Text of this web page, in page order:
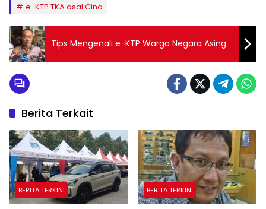
e-KTP TKA asal Cina
Tips Mengenali e-KTP Warga Negara Asing
Berita Terkait
BERITA TERKINI BERITA TERKINI